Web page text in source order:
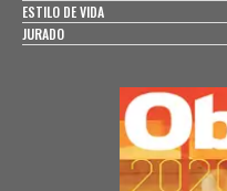
ESTILO DE VIDA
JURADO